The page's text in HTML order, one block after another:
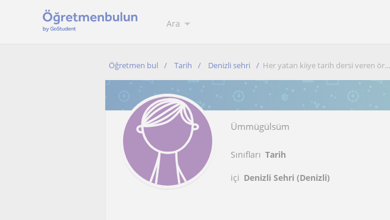
Ara
Öğretmen bul Tarih Denizli sehri Her yatan kiiye tarih dersi veren ör...
Ümmügülsüm
Sınıfları Tarih
içi Denizli Sehri (Denizli)